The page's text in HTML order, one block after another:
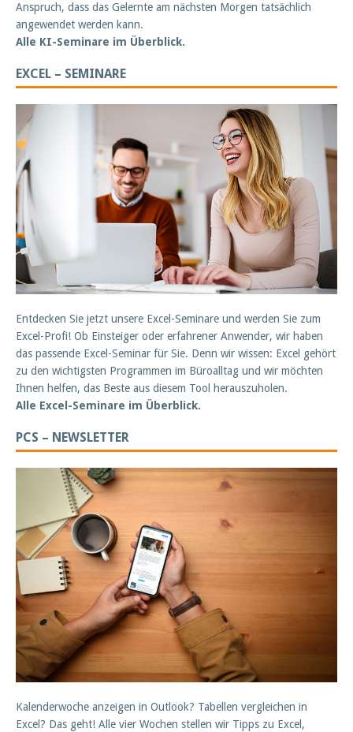
Anspruch, dass das Gelernte am nächsten Morgen tatsächlich
angewendet werden kann.
Alle KI-Seminare im Überblick.
EXCEL – SEMINARE
Entdecken Sie jetzt unsere Excel-Seminare und werden Sie zum
Excel-Profi! Ob Einsteiger oder erfahrener Anwender, wir haben
das passende Excel-Seminar für Sie. Denn wir wissen: Excel gehört
zu den wichtigsten Programmen im Büroalltag und wir möchten
Ihnen helfen, das Beste aus diesem Tool herauszuholen.
Alle Excel-Seminare im Überblick.
PCS – NEWSLETTER
Kalenderwoche anzeigen in Outlook? Tabellen vergleichen in
Excel? Das geht! Alle vier Wochen stellen wir Tipps zu Excel,